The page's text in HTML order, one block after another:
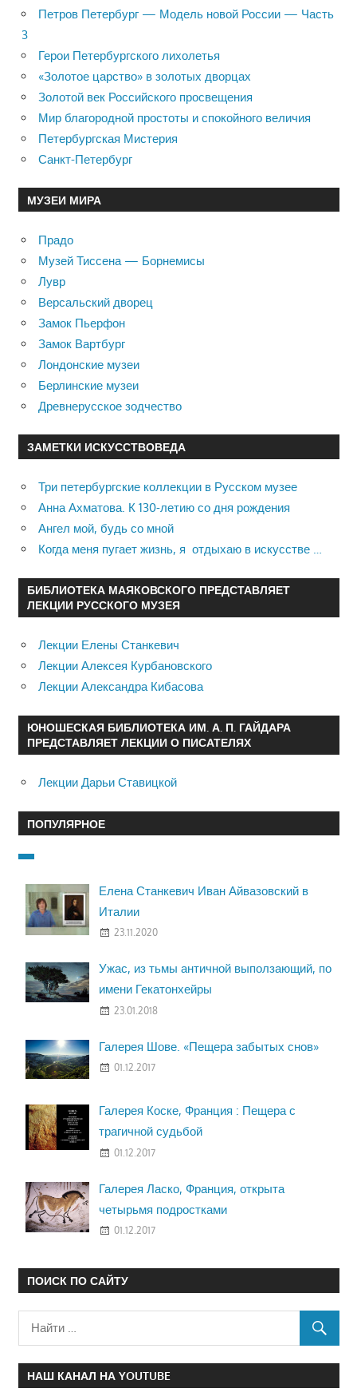
Петров Петербург — Модель новой России — Часть
3
Герои Петербургского лихолетья
«Золотое царство» в золотых дворцах
Золотой век Российского просвещения
Мир благородной простоты и спокойного величия
Петербургская Мистерия
Санкт-Петербург
МУЗЕИ МИРА
Прадо
Музей Тиссена — Борнемисы
Лувр
Версальский дворец
Замок Пьерфон
Замок Вартбург
Лондонские музеи
Берлинские музеи
Древнерусское зодчество
ЗАМЕТКИ ИСКУССТВОВЕДА
Три петербургские коллекции в Русском музее
Анна Ахматова. К 130-летию со дня рождения
Ангел мой, будь со мной
Когда меня пугает жизнь, я отдыхаю в искусстве …
БИБЛИОТЕКА МАЯКОВСКОГО ПРЕДСТАВЛЯЕТ
ЛЕКЦИИ РУССКОГО МУЗЕЯ
Лекции Елены Станкевич
Лекции Алексея Курбановского
Лекции Александра Кибасова
ЮНОШЕСКАЯ БИБЛИОТЕКА ИМ. А. П. ГАЙДАРА
ПРЕДСТАВЛЯЕТ ЛЕКЦИИ О ПИСАТЕЛЯХ
Лекции Дарьи Ставицкой
ПОПУЛЯРНОЕ
Елена Станкевич Иван Айвазовский в
Италии
23.11.2020
Ужас, из тьмы античной выползающий, по
имени Гекатонхейры
23.01.2018
Галерея Шове. «Пещера забытых снов»
01.12.2017
Галерея Коске, Франция : Пещера с
трагичной судьбой
01.12.2017
Галерея Ласко, Франция, открыта
четырьмя подростками
01.12.2017
ПОИСК ПО САЙТУ
НАШ КАНАЛ НА YOUTUBE